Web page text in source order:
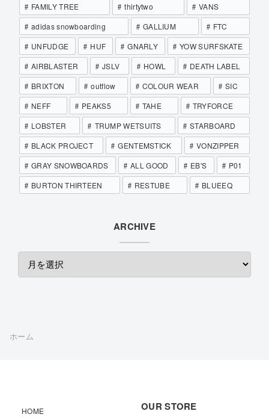
FAMILY TREE
thirtytwo
VANS
adidas snowboarding
GALLIUM
FTC
UNFUDGE
HUF GNARLY
YOW SURFSKATE
AIRBLASTER
JSLV HOWL
DEATH LABEL
BRIXTON
outflow COLOUR WEAR
SIC
NEFF
PEAKS5 TAHE
TRYFORCE
LOBSTER
TRUMP WETSUITS
STARBOARD
BLACK PROJECT
GENTEMSTICK
VONZIPPER
GRAY SNOWBOARDS
ALL GOOD EB'S
P01
BURTON THIRTEEN
RESTUBE BLUEEQ
ARCHIVE
ホーム
HOME OUR STORE